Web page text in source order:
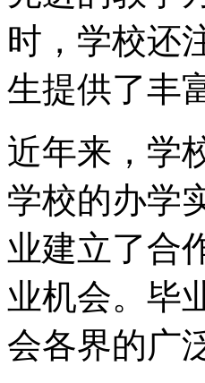
时，学校还
生提供了丰
近年来，学
学校的办学
业建立了合
业机会。毕
会各界的广